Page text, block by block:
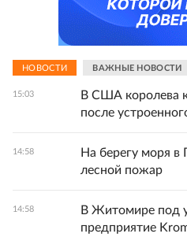
НОВОСТИ ВАЖНЫЕ НОВОСТИ
15:03
В США королева
после
14:58
На берегу моря в
лесной пожар
14:58
В Житомире под
предприятие